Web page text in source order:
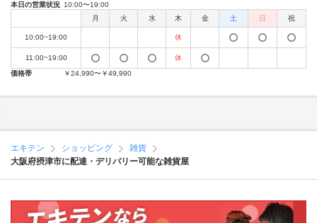
本日の営業状況 10:00〜19:00
月
火 水 木 金 土 日 祝
10:00~19:00 休
11:00~19:00
休
価格帯
￥24,990〜￥49,990
エキテン ショッピング
雑貨
大阪府摂津市に配達・デリバリー可能な雑貨屋